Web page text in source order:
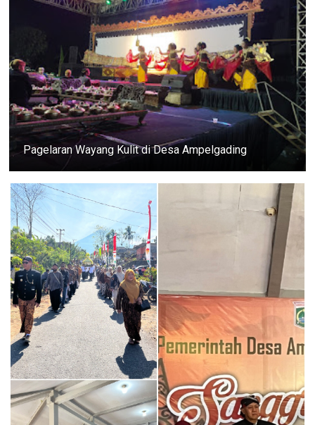
Pagelaran Wayang Kulit di Desa Ampelgading